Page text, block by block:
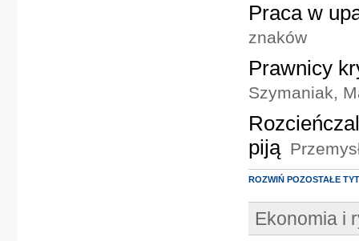
Praca w
znaków
Prawnicy
Szymaniak,
piją
ROZWIŃ POZOSTAŁE
Ekonomia i